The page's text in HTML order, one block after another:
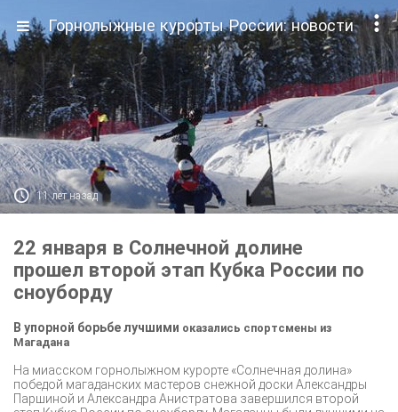

Горнолыжные курорты России: новости
 11 лет назад
22 января в Солнечной долине
прошел второй этап Кубка России по
сноуборду
В упорной борьбе лучшими оказались спортсмены из
Магадана
На миасском горнолыжном курорте «Солнечная долина»
победой магаданских мастеров снежной доски Александры
Паршиной и Александра Анистратова завершился второй